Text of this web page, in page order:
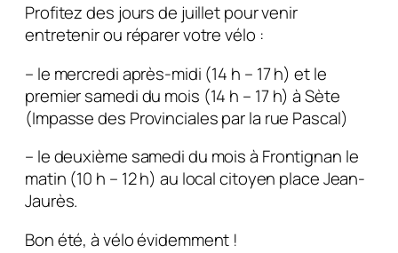
Profitez des jours de juillet pour venir
entretenir ou réparer votre vélo :
– le mercredi après-midi (14 h – 17 h) et le
premier samedi du mois (14 h – 17 h) à Sète
(Impasse des Provinciales par la rue Pascal)
– le deuxième samedi du mois à Frontignan le
matin (10 h – 12 h) au local citoyen place Jean-
Jaurès.
Bon été, à vélo évidemment !